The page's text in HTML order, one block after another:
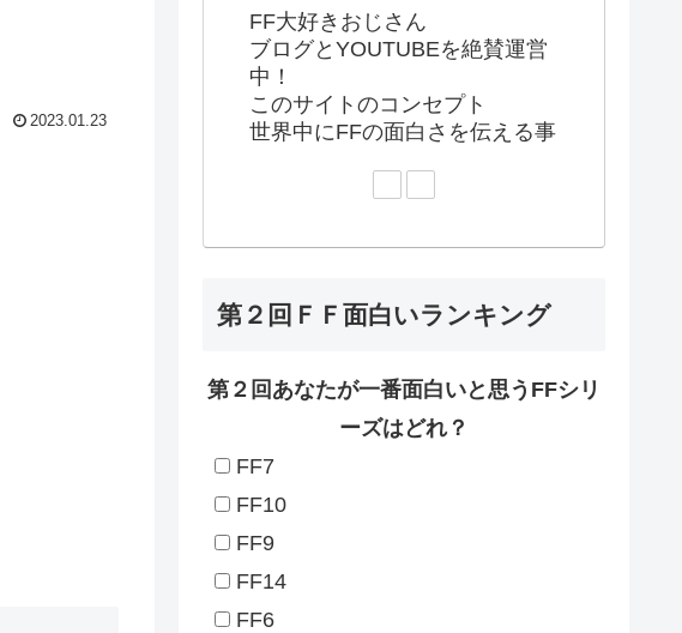
2023.01.23
FF大好きおじさん
ブログとYOUTUBEを絶賛運営
中！
このサイトのコンセプト
世界中にFFの面白さを伝える事
第２回ＦＦ面白いランキング
第２回あなたが一番面白いと思うFFシリ
ーズはどれ？
FF7
FF10
FF9
FF14
FF6